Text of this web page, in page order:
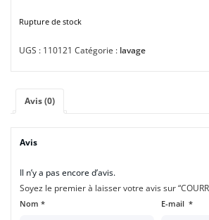
Rupture de stock
UGS : 110121 Catégorie : lavage
Avis (0)
Avis
Il n’y a pas encore d’avis.
Soyez le premier à laisser votre avis sur
Nom * E-mail *